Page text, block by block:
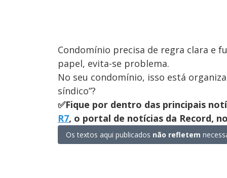
Condomínio precisa de regra clara e
papel, evita-se problema.
No seu condomínio, isso está
síndico”?
✅Fique por dentro das principais
R7, o portal de notícias da Record,
Os textos aqui publicados não refletem